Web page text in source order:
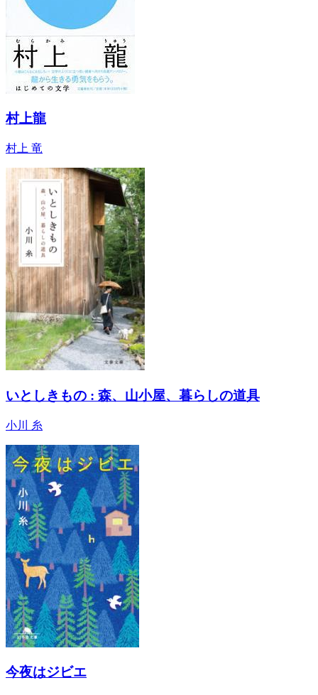
村上龍
村上 竜
いとしきもの : 森、山小屋、暮らしの道具
小川 糸
今夜はジビエ